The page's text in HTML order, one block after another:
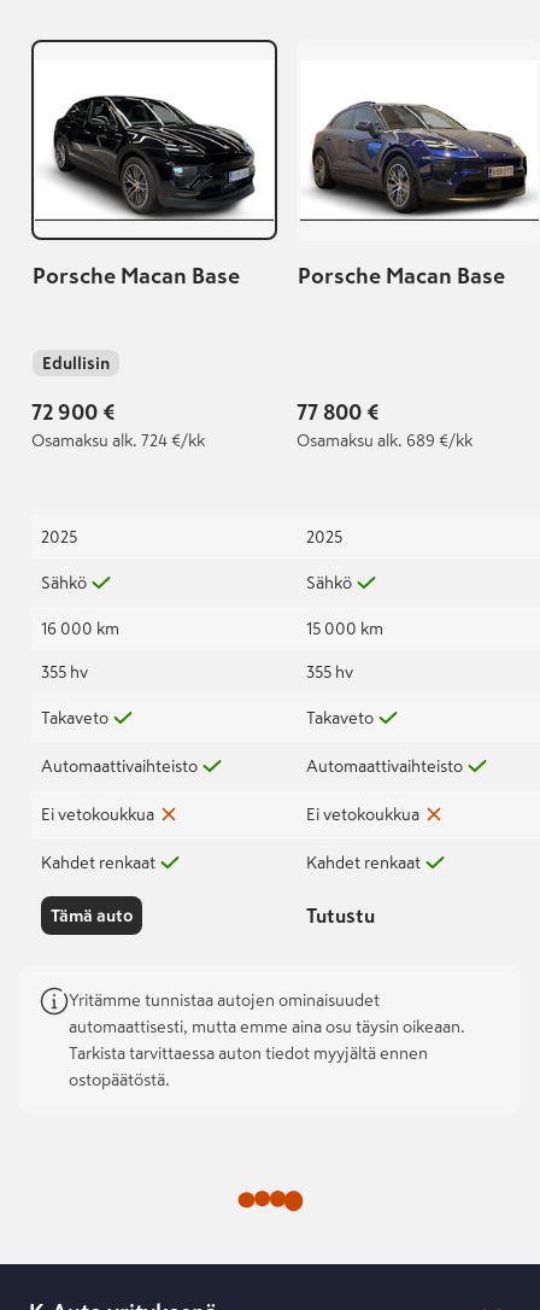
Porsche Macan Base
Edullisin
72 900 €
Osamaksu alk. 724 €/kk
2025
Sähkö
16 000 km
355 hv
Takaveto
Automaattivaihteisto
Ei vetokoukkua
Kahdet renkaat
Tämä auto
Porsche Macan Base
77 800 €
Osamaksu alk. 689 €/kk
2025
Sähkö
15 000 km
355 hv
Takaveto
Automaattivaihteisto
Ei vetokoukkua
Kahdet renkaat
Tutustu
Yritämme tunnistaa autojen ominaisuudet
automaattisesti, mutta emme aina osu täysin oikeaan.
Tarkista tarvittaessa auton tiedot myyjältä ennen
ostopäätöstä.